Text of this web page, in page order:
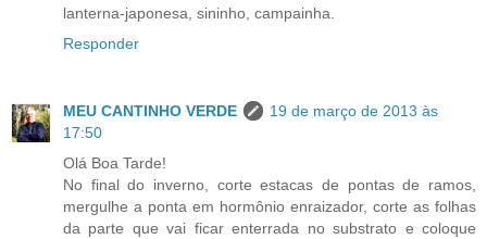
lanterna-japonesa, sininho, campainha.
Responder
MEU CANTINHO VERDE
19 de março de 2013 às
17:50
Olá Boa Tarde!
No final do inverno, corte estacas de pontas de ramos,
mergulhe a ponta em hormônio enraizador, corte as folhas
da parte que vai ficar enterrada no substrato e coloque